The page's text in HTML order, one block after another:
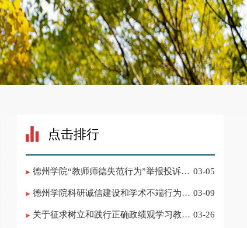
点击排行
03-05
03-09
03-26